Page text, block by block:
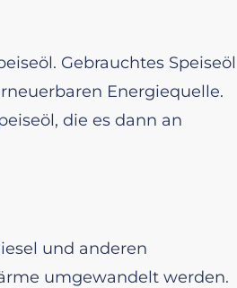
Gebrauchtes Speiseöl
Energiequelle.
die es dann an
und anderen
umgewandelt werden.